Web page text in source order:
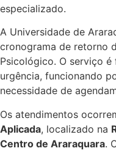
especializado.
A Universidade de
cronograma de retorno
Psicológico. O serviço
urgência, funcionando
necessidade de
Os atendimentos
Aplicada, localizado na
Centro de Araraquara.